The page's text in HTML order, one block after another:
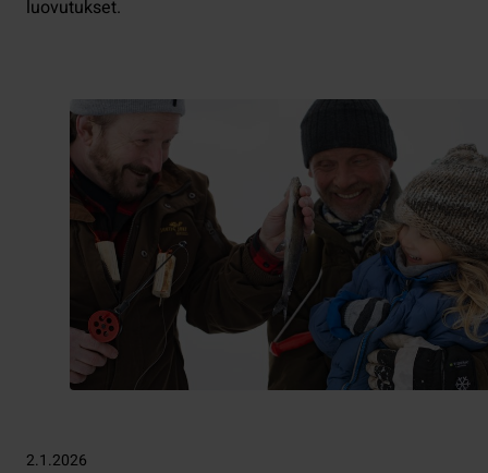
luovutukset.
2.1.2026